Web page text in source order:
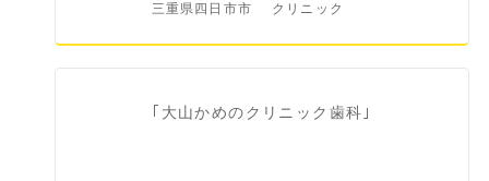
三重県四日市市 クリニック
｢大山かめのクリニック歯科｣